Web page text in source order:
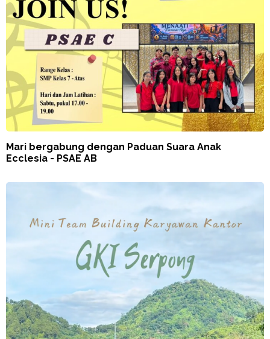
Mari bergabung dengan Paduan Suara Anak
Ecclesia - PSAE AB